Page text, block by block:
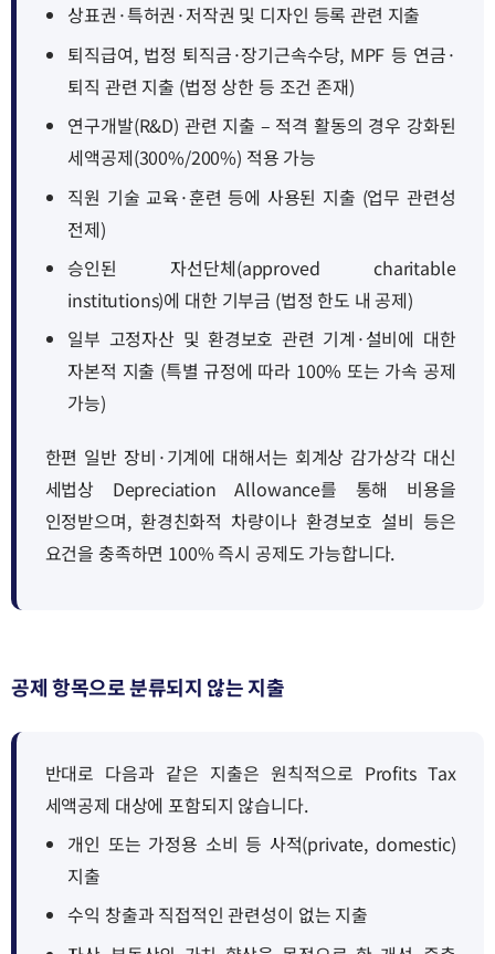
상표권·특허권·저작권 및 디자인 등록 관련 지출
퇴직급여, 법정 퇴직금·장기근속수당, MPF 등 연금·
퇴직 관련 지출 (법정 상한 등 조건 존재)
연구개발(R&D) 관련 지출 – 적격 활동의 경우 강화된
세액공제(300%/200%) 적용 가능
직원 기술 교육·훈련 등에 사용된 지출 (업무 관련성
전제)
승인된 자선단체(approved charitable
institutions)에 대한 기부금 (법정 한도 내 공제)
일부 고정자산 및 환경보호 관련 기계·설비에 대한
자본적 지출 (특별 규정에 따라 100% 또는 가속 공제
가능)
한편 일반 장비·기계에 대해서는 회계상 감가상각 대신
세법상 Depreciation Allowance를 통해 비용을
인정받으며, 환경친화적 차량이나 환경보호 설비 등은
요건을 충족하면 100% 즉시 공제도 가능합니다.
공제 항목으로 분류되지 않는 지출
반대로 다음과 같은 지출은 원칙적으로 Profits Tax
세액공제 대상에 포함되지 않습니다.
개인 또는 가정용 소비 등 사적(private, domestic)
지출
수익 창출과 직접적인 관련성이 없는 지출